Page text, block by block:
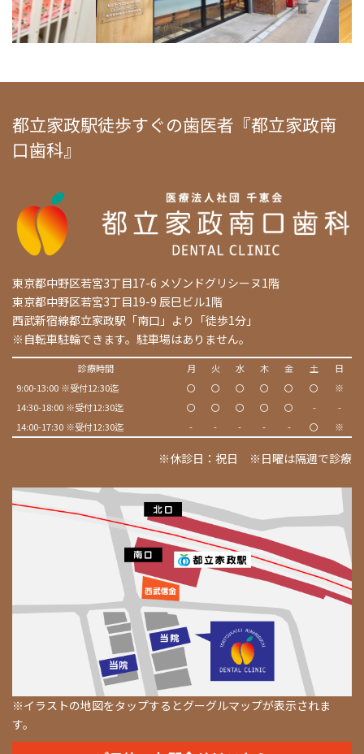
都立家政駅徒歩すぐの歯医者『都立家政南
口歯科』
東京都中野区若宮3丁目17-6 メゾンドグリシーヌ1階
東京都中野区若宮3丁目19-9 辰巳ビル1階
西武新宿線都立家政駅「南口」より「徒歩1分」
※自転車駐輪できます。駐車場はありません。
診療時間 月 火 水 木 金 土
日
9:00-13:00 ※受付12:30迄
〇 〇 〇 〇 〇 〇
※
14:30-18:00 ※受付12:30迄
〇 〇 〇 〇 〇 -
-
14:00-17:30 ※受付12:30迄
- - - - - 〇 ※
※休診日：祝日 ※日曜は隔週で診療
※イラストの地図をタップするとグーグルマップが表示されま
す。